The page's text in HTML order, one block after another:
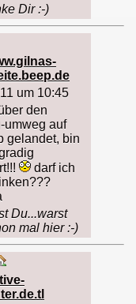
Dir :-)
um 10:45
den
umweg auf
gelandet, bin
darf ich
Du...warst
mal hier :-)